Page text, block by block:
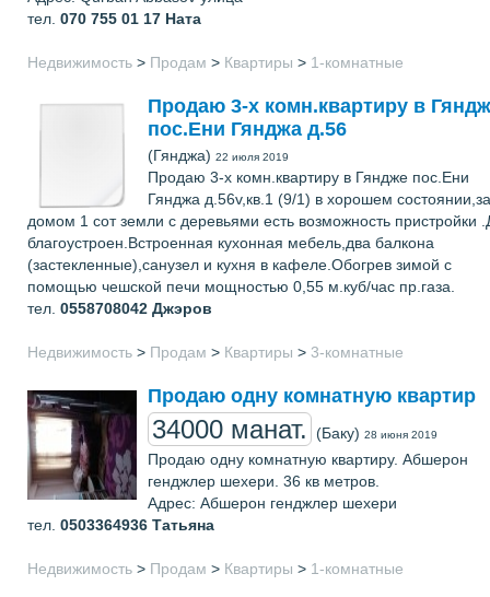
тел. 070 755 01 17 Ната
Недвижимость > Продам > Квартиры > 1-комнатные
Продаю 3-х комн.квартиру в
пос.Ени Гянджа д.56
(Гянджа) 22 июля 2019
Продаю 3-х комн.квартиру в Гяндже пос.Ени
Гянджа д.56v,кв.1 (9/1) в хорошем состоянии,за
домом 1 сот земли с деревьями есть возможность пристройки
благоустроен.Встроенная кухонная мебель,два балкона
(застекленные),санузел и кухня в кафеле.Обогрев зимой с
помощью чешской печи мощностью 0,55 м.куб/час пр.газа.
тел. 0558708042 Джэров
Недвижимость > Продам > Квартиры > 3-комнатные
Продаю одну комнатную квартир
34000 манат. (Баку) 28 июня 2019
Продаю одну комнатную квартиру. Абшерон
генджлер шехери. 36 кв метров.
Адрес: Абшерон генджлер шехери
тел. 0503364936 Татьяна
Недвижимость > Продам > Квартиры > 1-комнатные